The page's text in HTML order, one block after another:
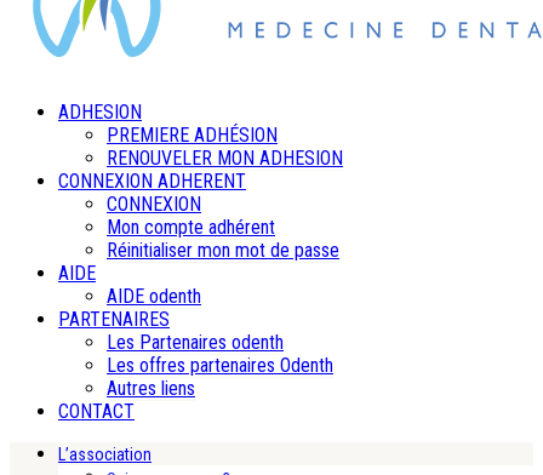
ADHESION
PREMIERE ADHÉSION
RENOUVELER MON ADHESION
CONNEXION ADHERENT
CONNEXION
Mon compte adhérent
Réinitialiser mon mot de passe
AIDE
AIDE odenth
PARTENAIRES
Les Partenaires odenth
Les offres partenaires Odenth
Autres liens
CONTACT
L’association